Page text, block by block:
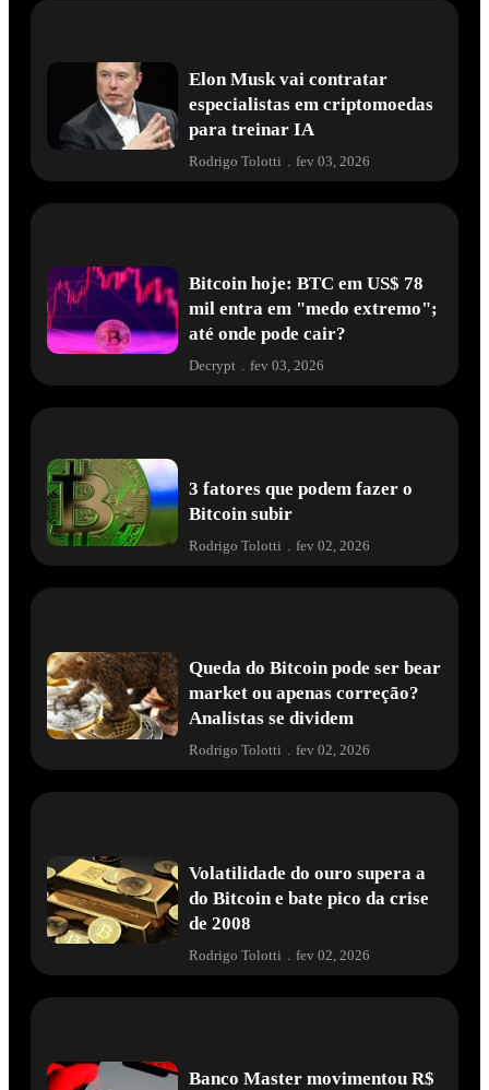
Elon Musk vai contratar
especialistas em criptomoedas
para treinar IA
Rodrigo Tolotti fev 03, 2026
Bitcoin hoje: BTC em US$ 78
mil entra em "medo extremo";
até onde pode cair?
Decrypt . fev 03, 2026
3 fatores que podem fazer o
Bitcoin subir
Rodrigo Tolotti fev 02, 2026
Queda do Bitcoin pode ser bear
market ou apenas correção?
Analistas se dividem
Rodrigo Tolotti . fev 02, 2026
Volatilidade do ouro supera a
do Bitcoin e bate pico da crise
de 2008
Rodrigo Tolotti . fev 02, 2026
Banco Master movimentou R$